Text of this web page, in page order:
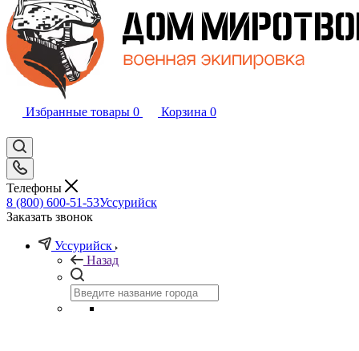
Избранные товары 0 Корзина 0
Телефоны
8 (800) 600-51-53Уссурийск
Заказать звонок
Уссурийск
Назад